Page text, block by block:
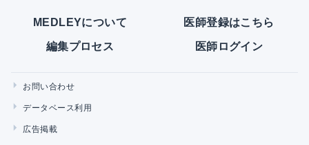
MEDLEYについて 医師登録はこちら
編集プロセス 医師ログイン
お問い合わせ
データベース利用
広告掲載